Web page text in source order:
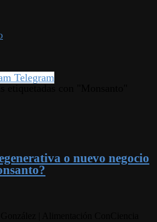
Telegram
o nuevo negocio